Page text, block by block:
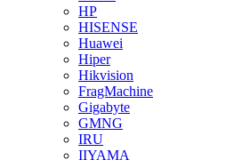
HP
HISENSE
Huawei
Hiper
Hikvision
FragMachine
Gigabyte
GMNG
IRU
IIYAMA